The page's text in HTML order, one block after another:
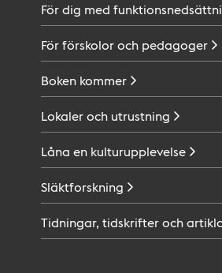
För dig med
För förskolor och pedagoger
Boken kommer
Lokaler och utrustning
Låna en kulturupplevelse
Släktforskning
Tidningar, tidskrifter och